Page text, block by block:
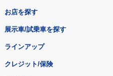
お店を探す
展示車/試乗車を探す
ラインアップ
クレジット/保険